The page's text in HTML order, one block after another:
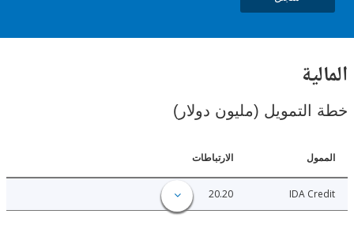
(مليون دولار)
الارتباطات
IDA